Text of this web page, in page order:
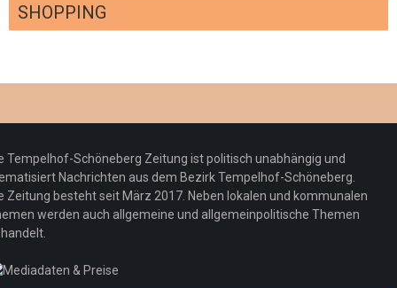
SHOPPING
Redaktion 23. Juli 2026
Pepe Jeans London mit Summer Sale und
neuer Kollektion
Redaktion 19. Juli 2026
Woher kommt der Honig? – Neue EU-
Regeln gelten 14. Juni
drei neue Specials zur Fußball-WM
Tempelhof-Schöneberg Zeitung ist politisch unabhängig und
Nachrichten aus dem Bezirk Tempelhof-Schöneberg.
Zeitung besteht seit März 2017. Neben lokalen und kommunalen
werden auch allgemeine und allgemeinpolitische Themen